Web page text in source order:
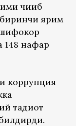
чиқиб
ярим
148 нафар
коррупция
тадқиқот